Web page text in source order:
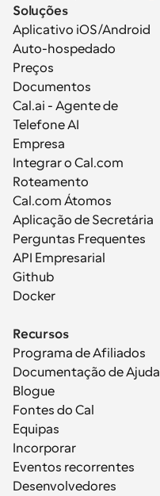
Soluções
Aplicativo iOS/Android
Auto-hospedado
Preços
Documentos
Cal.ai - Agente de
Telefone AI
Empresa
Integrar o Cal.com
Roteamento
Cal.com Átomos
Aplicação de Secretária
Perguntas Frequentes
API Empresarial
Github
Docker
Recursos
Programa de Afiliados
Documentação de Ajuda
Blogue
Fontes do Cal
Equipas
Incorporar
Eventos recorrentes
Desenvolvedores